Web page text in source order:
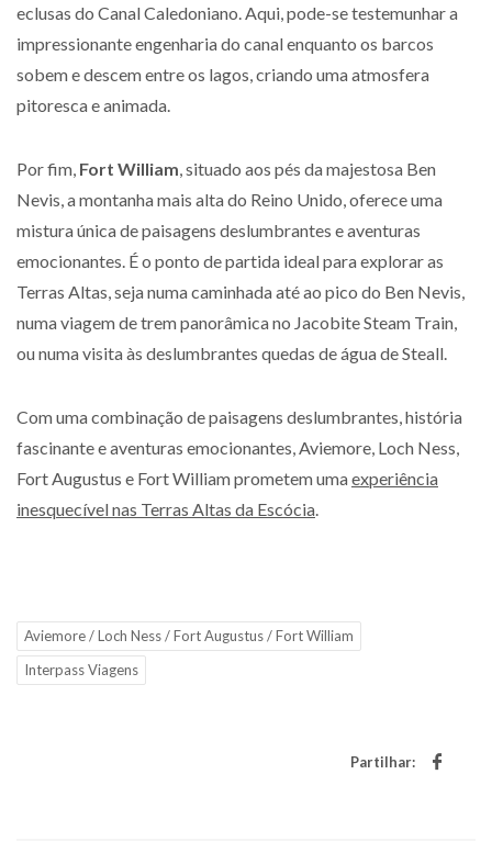
eclusas do Canal Caledoniano. Aqui, pode-se testemunhar a
impressionante engenharia do canal enquanto os barcos
sobem e descem entre os lagos, criando uma atmosfera
pitoresca e animada.
Por fim, Fort William , situado aos pés da majestosa Ben
Nevis, a montanha mais alta do Reino Unido, oferece uma
mistura única de paisagens deslumbrantes e aventuras
emocionantes. É o ponto de partida ideal para explorar as
Terras Altas, seja numa caminhada até ao pico do Ben Nevis,
numa viagem de trem panorâmica no Jacobite Steam Train,
ou numa visita às deslumbrantes quedas de água de Steall.
Com uma combinação de paisagens deslumbrantes, história
fascinante e aventuras emocionantes, Aviemore, Loch Ness,
Fort Augustus e Fort William prometem umaexperiência
inesquecível nas Terras Altas da Escócia
Aviemore / Loch Ness / Fort Augustus / Fort William
Interpass Viagens
Partilhar: